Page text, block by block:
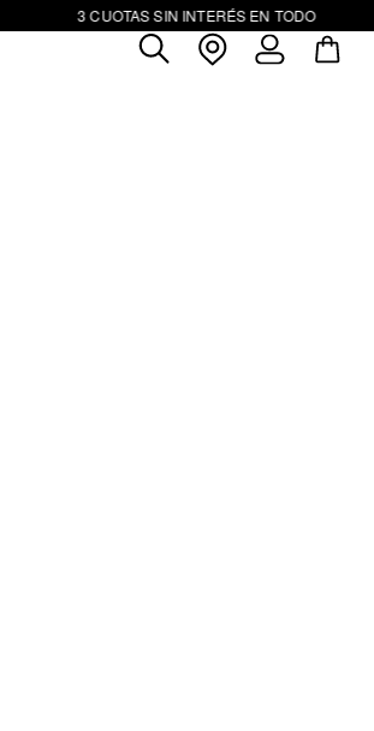
3 CUOTAS SIN INTERÉS EN TODO